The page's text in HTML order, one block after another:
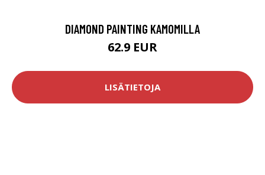
DIAMOND PAINTING KAMOMILLA
62.9 EUR
LISÄTIETOJA